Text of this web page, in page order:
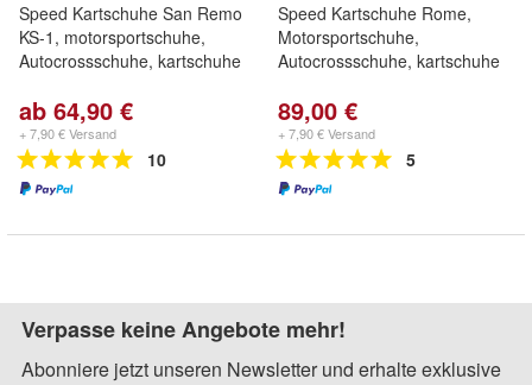
Speed Kartschuhe San Remo
KS-1, motorsportschuhe,
Autocrossschuhe, kartschuhe
ab 64,90 €
+ 7,90 € Versand
10
Speed Kartschuhe Rome,
Motorsportschuhe,
Autocrossschuhe, kartschuhe
89,00 €
+ 7,90 € Versand
5
Verpasse keine Angebote mehr!
Abonniere jetzt unseren Newsletter und erhalte exklusive